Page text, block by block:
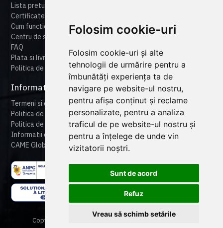
Folosim cookie-uri
Folosim cookie-uri și alte
tehnologii de urmărire pentru a
îmbunătăți experiența ta de
navigare pe website-ul nostru,
pentru afișa conținut și reclame
personalizate, pentru a analiza
traficul de pe website-ul nostru și
pentru a înțelege de unde vin
vizitatorii noștri.
Sunt de acord
Refuz
Vreau să schimb setările
Lista preturi
Certificate
Cum functioneaza cameonline
Centru de suport
FAQ
Plata si livrare
Politica de retur
Informatii legale
Termeni si conditii
Politica de confidentialitate
Politica de cookies
Informatii despre produse
CAME Global
Copyright © 2024 CAME Romania. All rights reserved.